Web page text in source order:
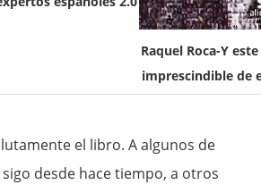
Raquel Roca-Y
imprescindible de
el libro. A algunos de
sigo desde hace tiempo, a otros